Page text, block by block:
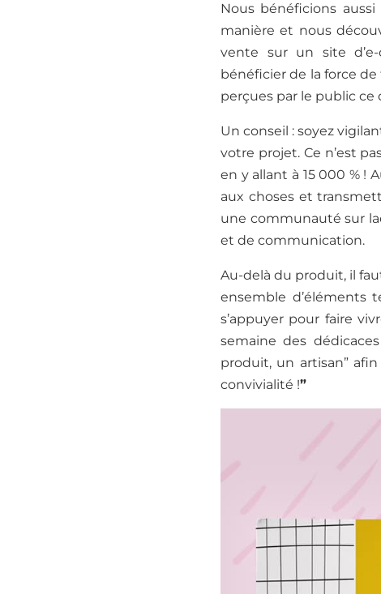
Nous bénéficions
manière et nous
vente sur un site
bénéficier de la force de
perçues par le public ce
Un conseil :soyez
votre projet. Ce n’est
en y allant à 15 000 % !
aux choses et
une communauté sur
et de communication.
Au-delà du produit, il
ensemble d’éléments
s’appuyer pour faire
semaine des
produit, un artisan”
convivialité !”